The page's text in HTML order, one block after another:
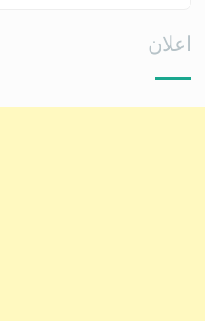
اعلان